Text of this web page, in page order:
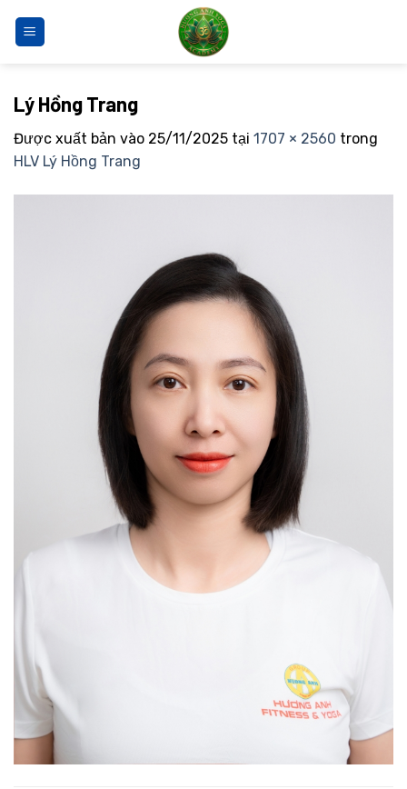
qua
Lý Hồng Trang
Được xuất bản vào 25/11/2025 tại 1707 × 2560 trong
HLV Lý Hồng Trang